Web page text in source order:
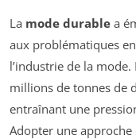
La mode durable a
aux problématiques
l’industrie de la
millions de tonnes de
entraînant une
Adopter une approche